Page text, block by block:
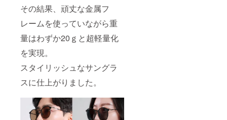
その結果、頑丈な金属フ
レームを使っていながら重
量はわずか20ｇと超軽量化
を実現。
スタイリッシュなサングラ
スに仕上がりました。